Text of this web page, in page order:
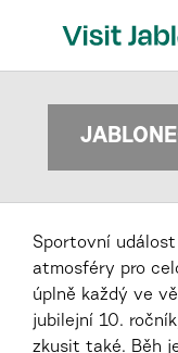
Sportovní
atmosféry pro
úplně každý ve
jubilejní 10.
zkusit také. Běh